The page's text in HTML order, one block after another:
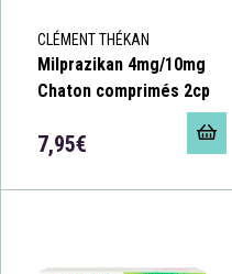
CLÉMENT THÉKAN
Milprazikan 4mg/10mg
Chaton comprimés 2cp
7,95€